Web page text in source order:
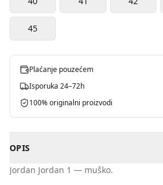
45
Plaćanje pouzećem
Isporuka 24–72h
100% originalni proizvodi
OPIS
Jordan Jordan 1 — muško.